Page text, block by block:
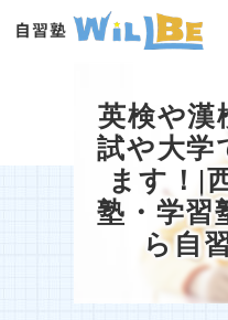
英検や漢
試や大学
ます！|
塾・学習
ら自